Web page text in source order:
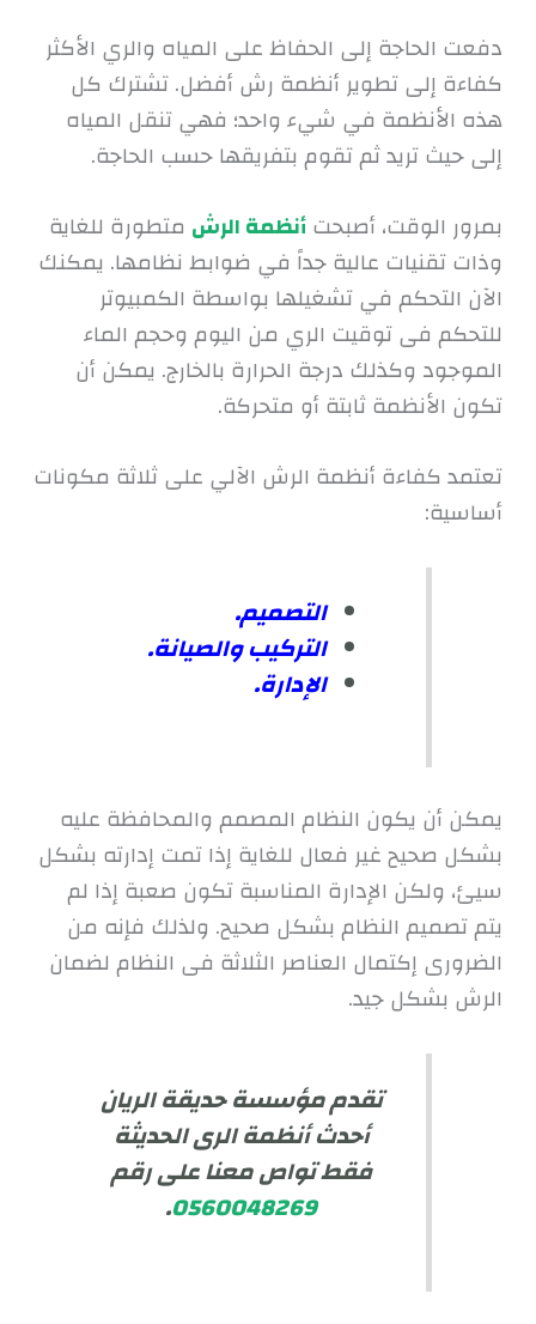
دفعت الحاجة إلى الحفاظ على المياه والري الأكثر
كفاءة إلى تطوير أنظمة رش أفضل. تشترك كل
هذه الأنظمة في شيء واحد؛ فهي تنقل المياه
إلى حيث تريد ثم تقوم بتفريقها حسب الحاجة.
بمرور الوقت، أصبحتأنظمة الرش متطورة للغاية
وذات تقنيات عالية جداً في ضوابط نظامها. يمكنك
الآن التحكم في تشغيلها بواسطة الكمبيوتر
للتحكم فى توقيت الري من اليوم وحجم الماء
الموجود وكذلك درجة الحرارة بالخارج. يمكن أن
تكون الأنظمة ثابتة أو متحركة.
تعتمد كفاءة أنظمة الرش الآلي على ثلاثة مكونات
أساسية:
التصميم.
التركيب والصيانة.
الإدارة.
يمكن أن يكون النظام المصمم والمحافظة عليه
بشكل صحيح غير فعال للغاية إذا تمت إدارته بشكل
سيئ، ولكن الإدارة المناسبة تكون صعبة إذا لم
يتم تصميم النظام بشكل صحيح. ولذلك فإنه من
الضرورى إكتمال العناصر الثلاثة فى النظام لضمان
الرش بشكل جيد.
تقدم مؤسسة حديقة الريان
أحدث أنظمة الرى الحديثة
فقط تواص معنا على رقم
0560048269
.